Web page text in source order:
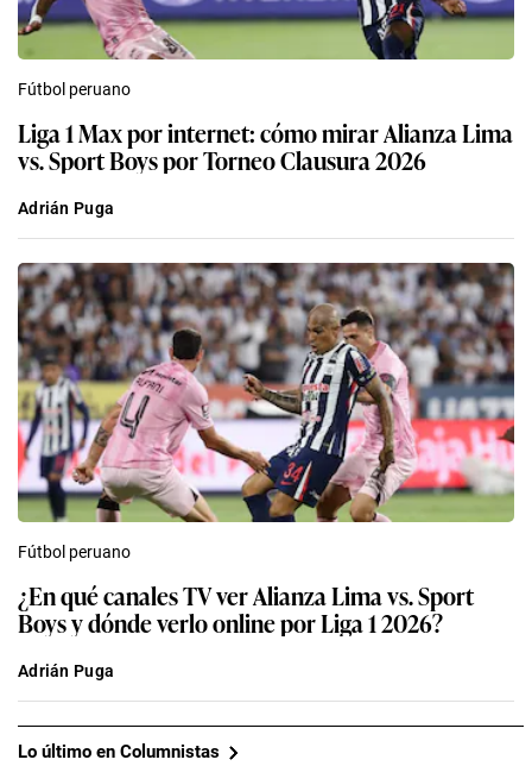
Fútbol peruano
Liga 1 Max por internet: cómo mirar Alianza Lima
vs. Sport Boys por Torneo Clausura 2026
Adrián Puga
Fútbol peruano
¿En qué canales TV ver Alianza Lima vs. Sport
Boys y dónde verlo online por Liga 1 2026?
Adrián Puga
Lo último en Columnistas